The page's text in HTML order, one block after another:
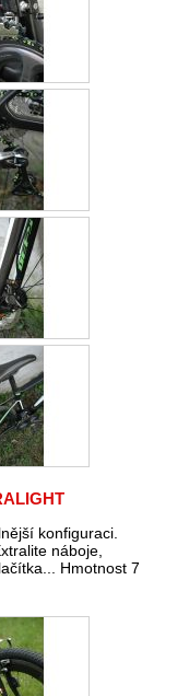
konfiguraci.
náboje,
Hmotnost 7